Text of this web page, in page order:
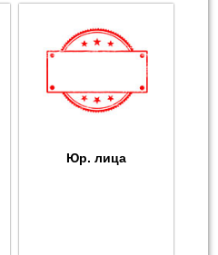
Юр. лица